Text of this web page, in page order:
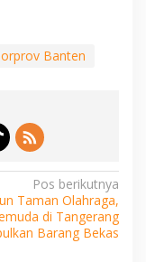
Banten
Pos berikutnya
Taman Olahraga,
di Tangerang
Barang Bekas